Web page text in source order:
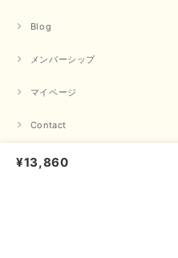
Blog
メンバーシップ
マイページ
Contact
プライバシーポリシー
¥13,860
ショッ